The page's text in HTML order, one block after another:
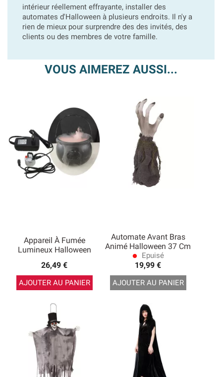
intérieur réellement effrayante, installer des
automates d'Halloween à plusieurs endroits. Il n'y a
rien de mieux pour surprendre des des invités, des
clients ou des membres de votre famille.
VOUS AIMEREZ AUSSI...
Appareil À Fumée
Lumineux Halloween
26,49 €
AJOUTER AU PANIER
Automate Avant Bras
Animé Halloween 37 Cm
lens Epuisé
19,99 €
AJOUTER AU PANIER